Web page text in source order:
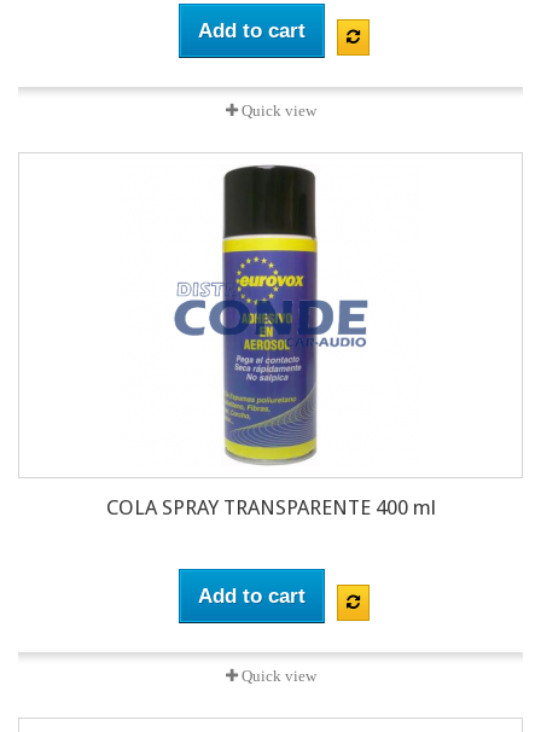
Add to cart
Quick view
COLA SPRAY TRANSPARENTE 400 ml
Add to cart
Quick view